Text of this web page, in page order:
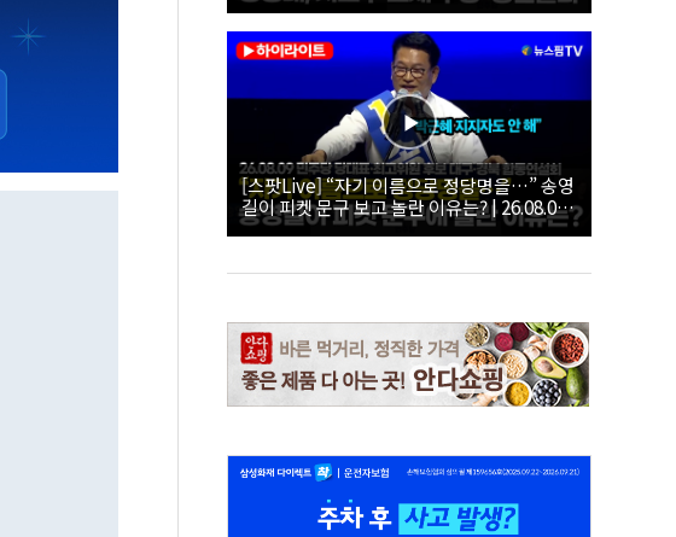
보 대구·경북 합동연설회
[스팟Live] “자기 이름으로 정당명을…” 송영
길이 피켓 문구 보고 놀란 이유는? | 26.08.09
더불어민주당 당대표·최고위원 후보 대구·경